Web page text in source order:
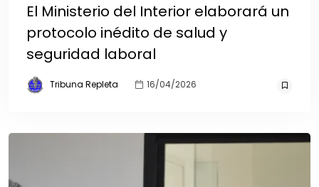
El Ministerio del Interior elaborará un
protocolo inédito de salud y
seguridad laboral
Tribuna Repleta 16/04/2026